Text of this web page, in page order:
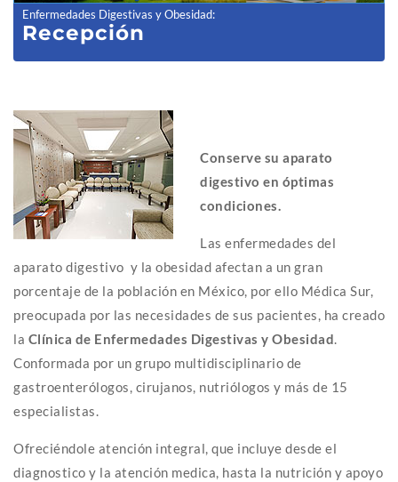
Enfermedades Digestivas y Obesidad:
Recepción
Conserve su aparato
digestivo en óptimas
condiciones.
Las enfermedades del
aparato digestivo y la obesidad afectan a un gran
porcentaje de la población en México, por ello Médica Sur,
preocupada por las necesidades de sus pacientes, ha creado
la Clínica de Enfermedades Digestivas y Obesidad.
Conformada por un grupo multidisciplinario de
gastroenterólogos, cirujanos, nutriólogos y más de 15
especialistas.
Ofreciéndole atención integral, que incluye desde el
diagnostico y la atención medica, hasta la nutrición y apoyo